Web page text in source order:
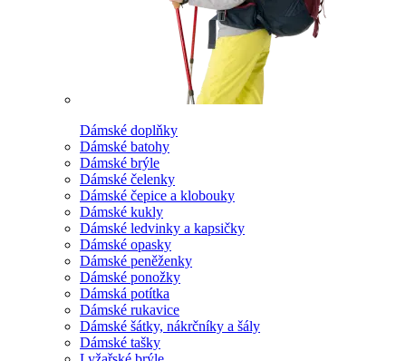
Dámské doplňky
Dámské batohy
Dámské brýle
Dámské čelenky
Dámské čepice a klobouky
Dámské kukly
Dámské ledvinky a kapsičky
Dámské opasky
Dámské peněženky
Dámské ponožky
Dámská potítka
Dámské rukavice
Dámské šátky, nákrčníky a šály
Dámské tašky